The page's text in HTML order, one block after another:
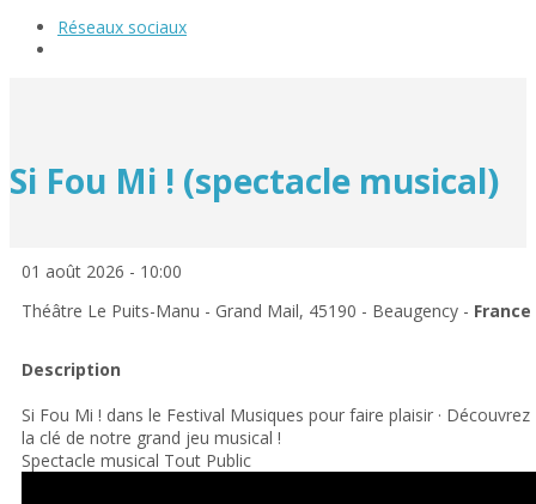
Réseaux sociaux
Si Fou Mi ! (spectacle musical)
01 août 2026 - 10:00
Théâtre Le Puits-Manu - Grand Mail, 45190 - Beaugency - France
Description
Si Fou Mi ! dans le Festival Musiques pour faire plaisir · Découvrez
la clé de notre grand jeu musical !
Spectacle musical Tout Public